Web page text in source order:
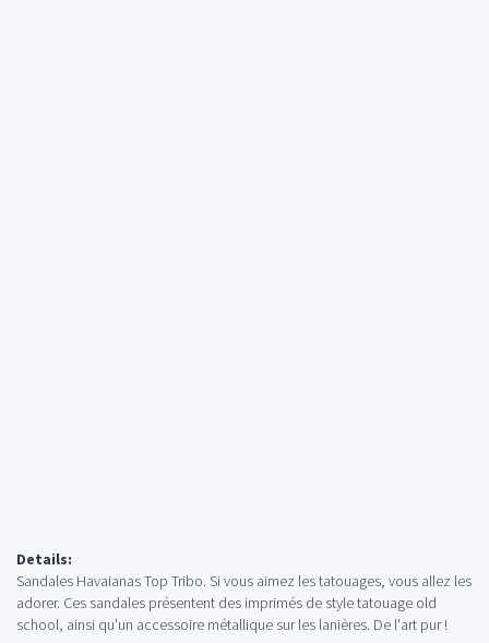
Details:
Sandales Havaianas Top Tribo. Si vous aimez les tatouages, vous allez les
adorer. Ces sandales présentent des imprimés de style tatouage old
school, ainsi qu'un accessoire métallique sur les lanières. De l'art pur !